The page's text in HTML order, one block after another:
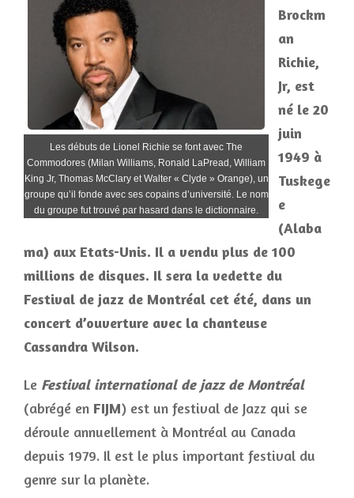
Les débuts de Lionel Richie se font avec The
Commodores (Milan Williams, Ronald LaPread, William
King Jr, Thomas McClary et Walter « Clyde » Orange), un
groupe qu’il fonde avec ses copains d’université. Le nom
du groupe fut trouvé par hasard dans le dictionnaire.
Brockm
an
Richie,
Jr, est
né le 20
juin
1949 à
Tuskege
e
(Alaba
ma) aux Etats-Unis. Il a vendu plus de 100
millions de disques. Il sera la vedette du
Festival de jazz de Montréal cet été, dans un
concert d’ouverture avec la chanteuse
Cassandra Wilson.
Le Festival international de jazz de Montréal
(abrégé en FIJM) est un festival de Jazz qui se
déroule annuellement à Montréal au Canada
depuis 1979. Il est le plus important festival du
genre sur la planète.